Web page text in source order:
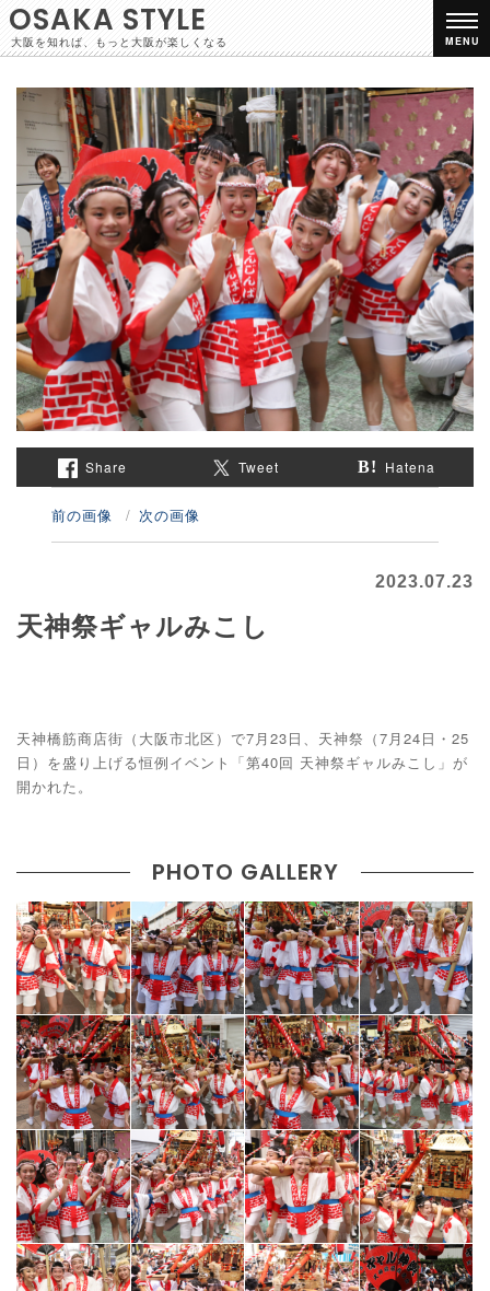
OSAKA STYLE
大阪を知れば、もっと大阪が楽しくなる MENU
Share Tweet Hatena
前の画像 次の画像
2023.07.23
天神祭ギャルみこし
天神橋筋商店街（大阪市北区）で7月23日、天神祭（7月24日・25
日）を盛り上げる恒例イベント「第40回 天神祭ギャルみこし」が
開かれた。
PHOTO GALLERY